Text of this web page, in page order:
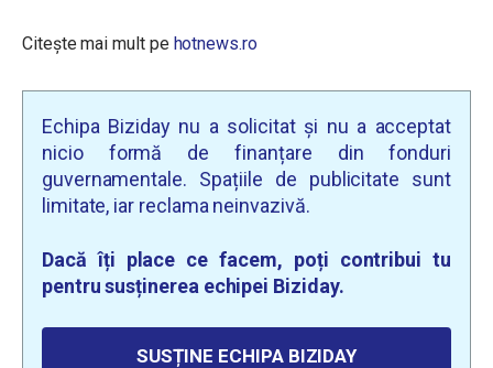
Citește mai mult pe hotnews.ro
Echipa Biziday nu a solicitat și nu a acceptat
nicio formă de finanțare din fonduri
guvernamentale. Spațiile de publicitate sunt
limitate, iar reclama neinvazivă.
Dacă îți place ce facem, poți contribui tu
pentru susținerea echipei Biziday.
SUSȚINE ECHIPA BIZIDAY